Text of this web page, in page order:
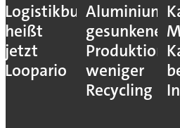
Logistikbude
heißt
jetzt
Loopario
gesunkene
Produktion,
weniger
Recycling